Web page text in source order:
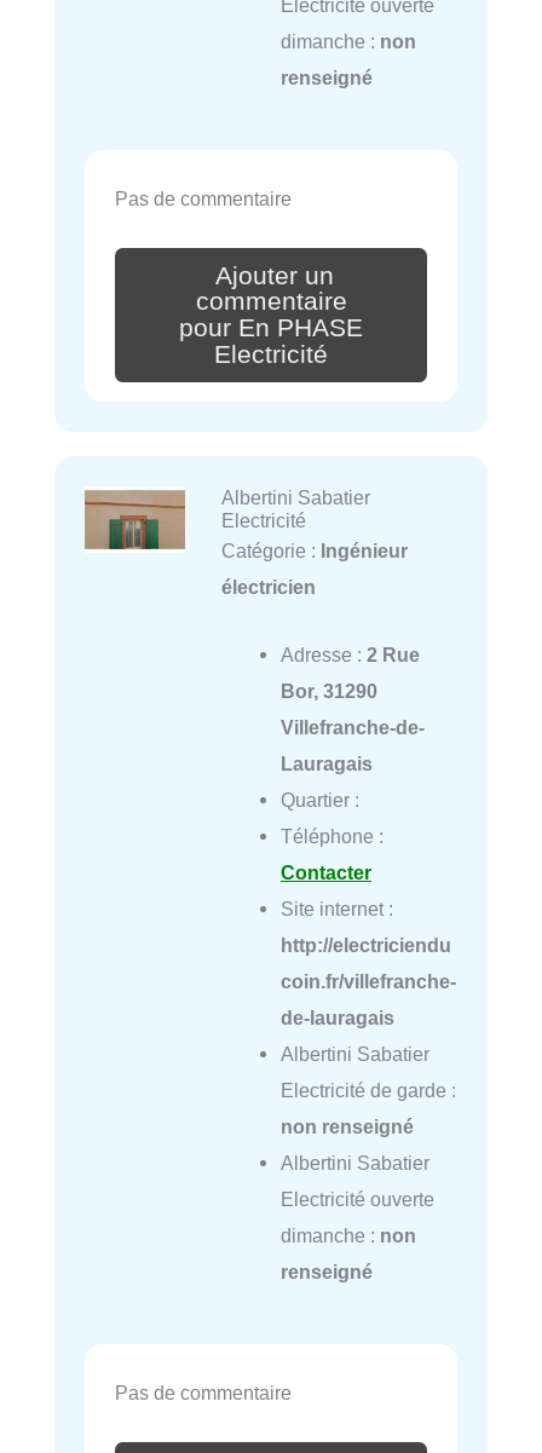
Electricité ouverte
dimanche : non
renseigné
Pas de commentaire
Ajouter un
commentaire
pour En PHASE
Electricité
Albertini Sabatier
Electricité
Catégorie : Ingénieur
électricien
Adresse : 2 Rue
Bor, 31290
Villefranche-de-
Lauragais
Quartier :
Téléphone :
Contacter
Site internet :
http://electriciendu
coin.fr/villefranche-
de-lauragais
Albertini Sabatier
Electricité de garde :
non renseigné
Albertini Sabatier
Electricité ouverte
dimanche : non
renseigné
Pas de commentaire